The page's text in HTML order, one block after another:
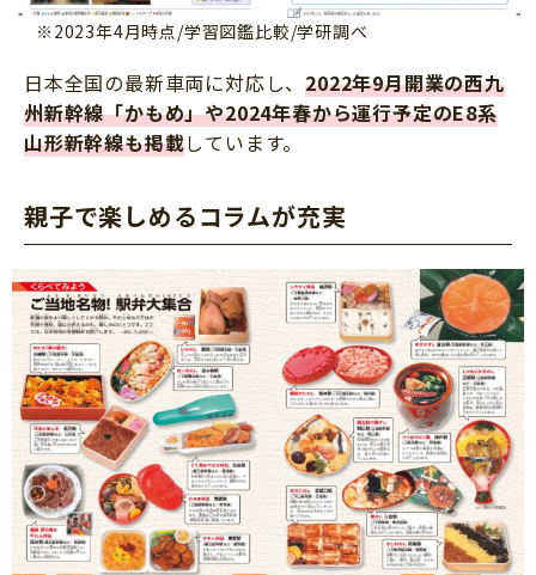
※2023年4月時点/学習図鑑比較/学研調べ
日本全国の最新車両に対応し、2022年9月開業の西九
州新幹線「かもめ」や2024年春から運行予定のE8系
山形新幹線も掲載しています。
親子で楽しめるコラムが充実